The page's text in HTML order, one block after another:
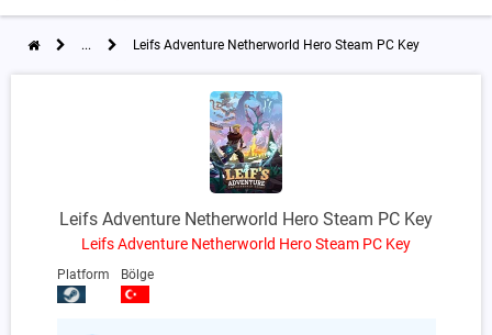
... Leifs Adventure Netherworld Hero Steam PC Key
Leifs Adventure Netherworld Hero Steam PC Key
Leifs Adventure Netherworld Hero Steam PC Key
Platform Bölge